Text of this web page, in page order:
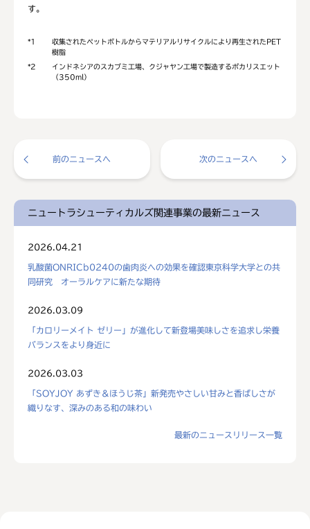
す。
*1
収集されたペットボトルからマテリアルリサイクルにより再生されたPET
樹脂
*2
インドネシアのスカブミ工場、クジャヤン工場で製造するポカリスエット
（350ml）
前のニュースへ 次のニュースへ
ニュートラシューティカルズ関連事業の最新ニュース
2026.04.21
乳酸菌ONRICb0240の歯肉炎への効果を確認東京科学大学との共
同研究 オーラルケアに新たな期待
2026.03.09
「カロリーメイト ゼリー」が進化して新登場美味しさを追求し栄養
バランスをより身近に
2026.03.03
「SOYJOY あずき＆ほうじ茶」新発売やさしい甘みと香ばしさが
織りなす、深みのある和の味わい
最新のニュースリリース一覧